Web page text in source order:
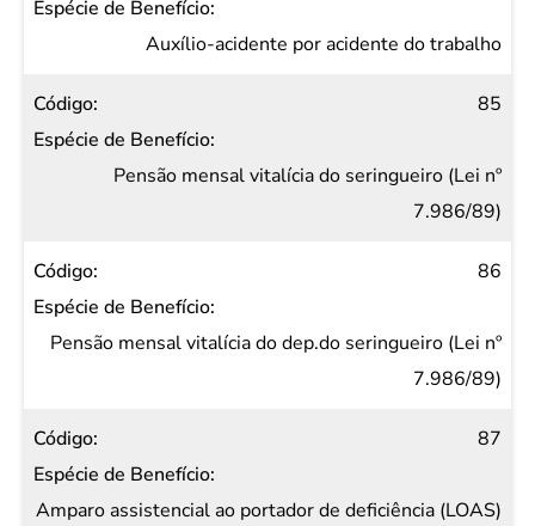
Auxílio-acidente por acidente do trabalho
85
Pensão mensal vitalícia do seringueiro (Lei nº
7.986/89)
86
Pensão mensal vitalícia do dep.do seringueiro (Lei nº
7.986/89)
87
Amparo assistencial ao portador de deficiência (LOAS)